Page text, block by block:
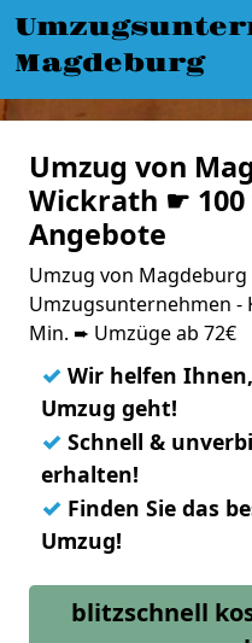
Magdeburg
Umzug von
Wickrath ☛ 100
Angebote
Umzug von Magdeburg
Umzugsunternehmen -
Min. ➨ Umzüge ab 72€
✓ Wir helfen
Umzug geht!
✓ Schnell &
erhalten!
✓ Finden Sie das
Umzug!
blitzschnell